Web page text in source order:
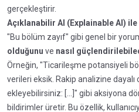
gerçekleştirir.
Açıklanabilir AI (Explainable AI)
"Bu bölüm zayıf" gibi genel bir
olduğunu ve nasıl
Örneğin, "Ticarileşme potansiyeli
verileri eksik. Rakip analizine
ekleyebilirsiniz: [...]" gibi aksiyona
bildirimler üretir. Bu özellik,